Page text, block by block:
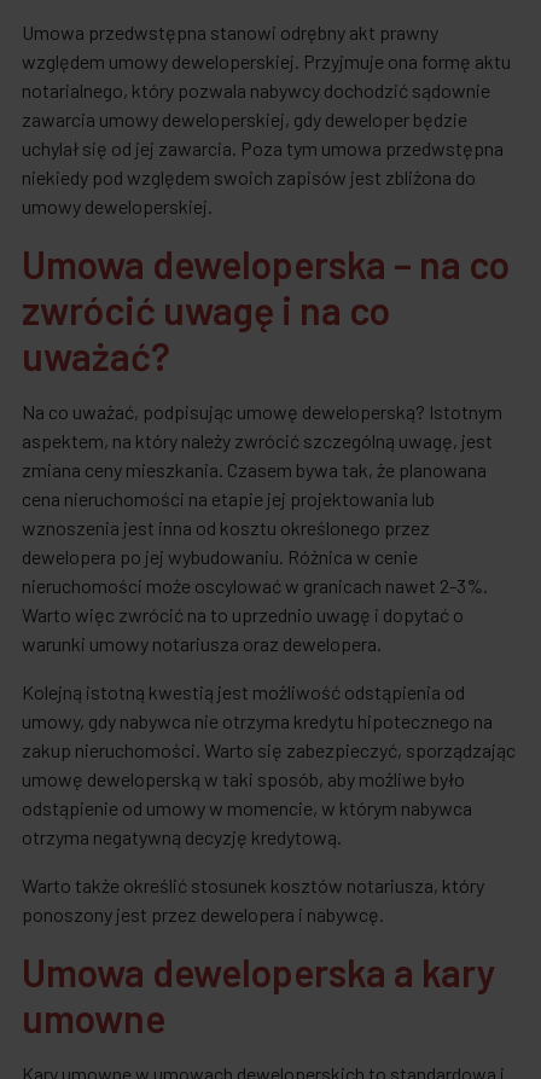
Umowa przedwstępna stanowi odrębny akt prawny
względem umowy deweloperskiej. Przyjmuje ona formę aktu
notarialnego, który pozwala nabywcy dochodzić sądownie
zawarcia umowy deweloperskiej, gdy deweloper będzie
uchylał się od jej zawarcia. Poza tym umowa przedwstępna
niekiedy pod względem swoich zapisów jest zbliżona do
umowy deweloperskiej.
Umowa deweloperska – na co
zwrócić uwagę i na co
uważać?
Na co uważać, podpisując umowę deweloperską? Istotnym
aspektem, na który należy zwrócić szczególną uwagę, jest
zmiana ceny mieszkania. Czasem bywa tak, że planowana
cena nieruchomości na etapie jej projektowania lub
wznoszenia jest inna od kosztu określonego przez
dewelopera po jej wybudowaniu. Różnica w cenie
nieruchomości może oscylować w granicach nawet 2-3%.
Warto więc zwrócić na to uprzednio uwagę i dopytać o
warunki umowy notariusza oraz dewelopera.
Kolejną istotną kwestią jest możliwość odstąpienia od
umowy, gdy nabywca nie otrzyma kredytu hipotecznego na
zakup nieruchomości. Warto się zabezpieczyć, sporządzając
umowę deweloperską w taki sposób, aby możliwe było
odstąpienie od umowy w momencie, w którym nabywca
otrzyma negatywną decyzję kredytową.
Warto także określić stosunek kosztów notariusza, który
ponoszony jest przez dewelopera i nabywcę.
Umowa deweloperska a kary
umowne
Kary umowne w umowach deweloperskich to standardowa i